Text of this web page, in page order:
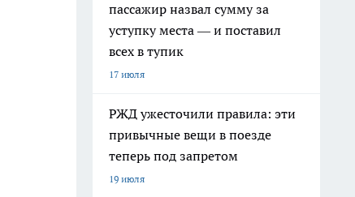
пассажир назвал сумму за
уступку места — и поставил
всех в тупик
17 июля
РЖД ужесточили правила: эти
привычные вещи в поезде
теперь под запретом
19 июля